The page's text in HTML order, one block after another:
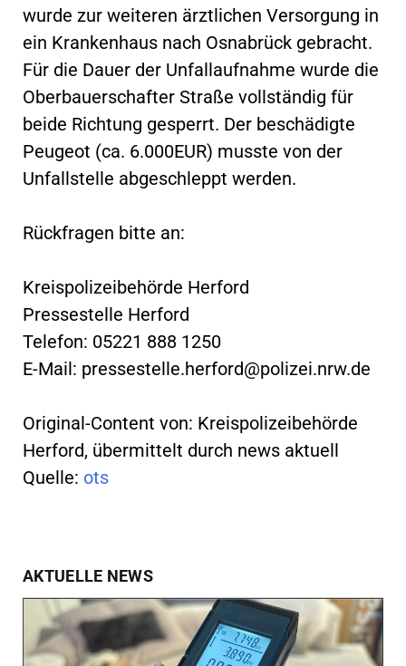
wurde zur weiteren ärztlichen Versorgung in
ein Krankenhaus nach Osnabrück gebracht.
Für die Dauer der Unfallaufnahme wurde die
Oberbauerschafter Straße vollständig für
beide Richtung gesperrt. Der beschädigte
Peugeot (ca. 6.000EUR) musste von der
Unfallstelle abgeschleppt werden.
Rückfragen bitte an:
Kreispolizeibehörde Herford
Pressestelle Herford
Telefon: 05221 888 1250
E-Mail: pressestelle.herford@polizei.nrw.de
Original-Content von: Kreispolizeibehörde
Herford, übermittelt durch news aktuell
Quelle: ots
AKTUELLE NEWS